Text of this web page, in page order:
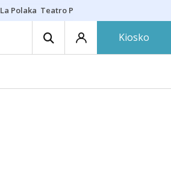
La Polaka Teatro Principal
Kiosko